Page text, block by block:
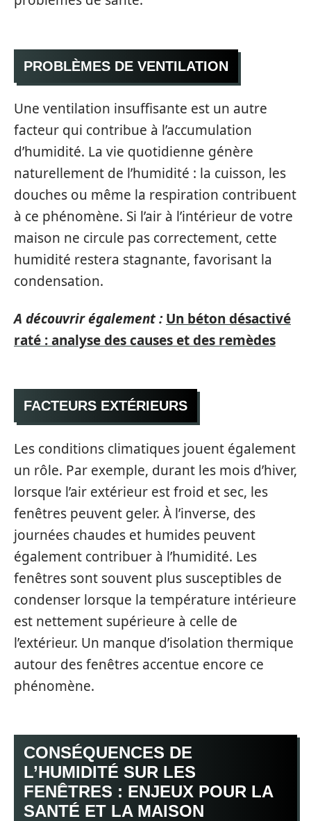
PROBLÈMES DE VENTILATION
Une ventilation insuffisante est un autre
facteur qui contribue à l’accumulation
d’humidité. La vie quotidienne génère
naturellement de l’humidité : la cuisson, les
douches ou même la respiration contribuent
à ce phénomène. Si l’air à l’intérieur de votre
maison ne circule pas correctement, cette
humidité restera stagnante, favorisant la
condensation.
A découvrir également : Un béton désactivé
raté : analyse des causes et des remèdes
FACTEURS EXTÉRIEURS
Les conditions climatiques jouent également
un rôle. Par exemple, durant les mois d’hiver,
lorsque l’air extérieur est froid et sec, les
fenêtres peuvent geler. À l’inverse, des
journées chaudes et humides peuvent
également contribuer à l’humidité. Les
fenêtres sont souvent plus susceptibles de
condenser lorsque la température intérieure
est nettement supérieure à celle de
l’extérieur. Un manque d’isolation thermique
autour des fenêtres accentue encore ce
phénomène.
CONSÉQUENCES DE
L’HUMIDITÉ SUR LES
FENÊTRES : ENJEUX POUR LA
SANTÉ ET LA MAISON